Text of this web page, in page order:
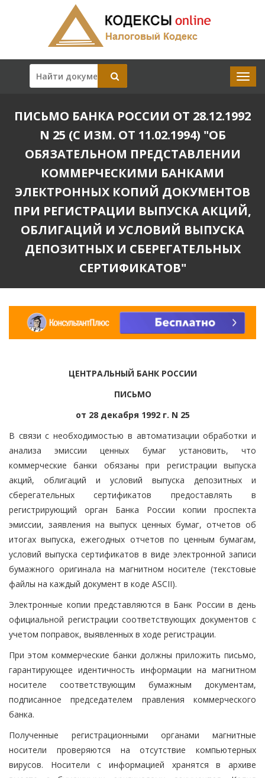
ПИСЬМО БАНКА РОССИИ ОТ 28.12.1992
N 25 (С ИЗМ. ОТ 11.02.1994) "ОБ
ОБЯЗАТЕЛЬНОМ ПРЕДСТАВЛЕНИИ
КОММЕРЧЕСКИМИ БАНКАМИ
ЭЛЕКТРОННЫХ КОПИЙ ДОКУМЕНТОВ
ПРИ РЕГИСТРАЦИИ ВЫПУСКА АКЦИЙ,
ОБЛИГАЦИЙ И УСЛОВИЙ ВЫПУСКА
ДЕПОЗИТНЫХ И СБЕРЕГАТЕЛЬНЫХ
СЕРТИФИКАТОВ"
ЦЕНТРАЛЬНЫЙ БАНК РОССИИ
ПИСЬМО
от 28 декабря 1992 г. N 25
В связи с необходимостью в автоматизации обработки и
анализа эмиссии ценных бумаг установить, что
коммерческие банки обязаны при регистрации выпуска
акций, облигаций и условий выпуска депозитных и
сберегательных сертификатов предоставлять в
регистрирующий орган Банка России копии проспекта
эмиссии, заявления на выпуск ценных бумаг, отчетов об
итогах выпуска, ежегодных отчетов по ценным бумагам,
условий выпуска сертификатов в виде электронной записи
бумажного оригинала на магнитном носителе (текстовые
файлы на каждый документ в коде ASCII).
Электронные копии представляются в Банк России в день
официальной регистрации соответствующих документов с
учетом поправок, выявленных в ходе регистрации.
При этом коммерческие банки должны приложить письмо,
гарантирующее идентичность информации на магнитном
носителе соответствующим бумажным документам,
подписанное председателем правления коммерческого
банка.
Полученные регистрационными органами магнитные
носители проверяются на отсутствие компьютерных
вирусов. Носители с информацией хранятся в архиве